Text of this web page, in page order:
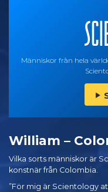
Människor från hela
William –
Vilka sorts människor är
konstnär från Colombia.
”För mig är Scientology